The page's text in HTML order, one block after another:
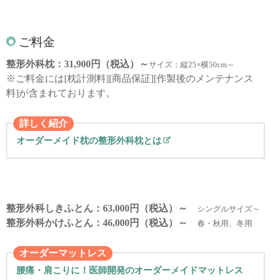
ご料金
整形外科枕：31,900円（税込）～サイズ：縦25×横50cm～
※ご料金には[枕計測料][商品保証][作製後のメンテナンス
料]が含まれております。
詳しく紹介
オーダーメイド枕の整形外科枕とは
整形外科しきふとん：63,000円（税込）～ シングルサイズ～
整形外科かけふとん：46,000円（税込）～ 春・秋用、冬用
オーダーマットレス
腰痛・肩こりに！医師開発のオーダーメイドマットレス